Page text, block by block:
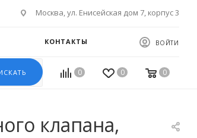
Москва, ул. Енисейская дом 7, корпус 3
КОНТАКТЫ ВОЙТИ
0 0 0
клапана,